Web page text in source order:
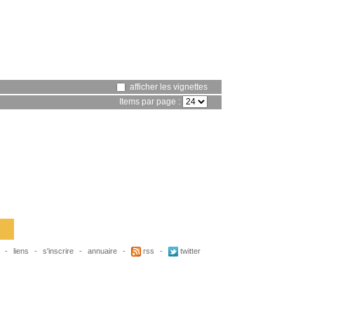
afficher les vignettes
Items par page :
- liens - s'inscrire - annuaire - rss - twitter